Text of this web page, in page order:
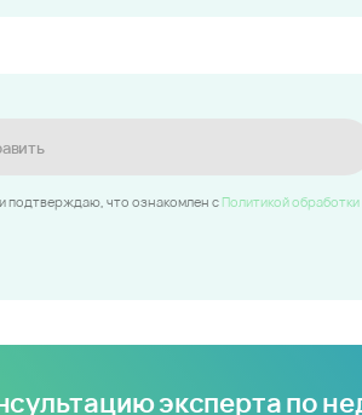
подтверждаю, что ознакомлен c Политикой обработки
эксперта по